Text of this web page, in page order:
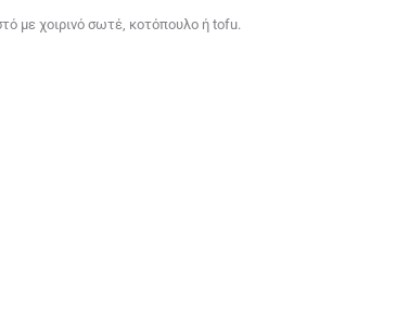
με χοιρινό σωτέ, κοτόπουλο ή tofu.